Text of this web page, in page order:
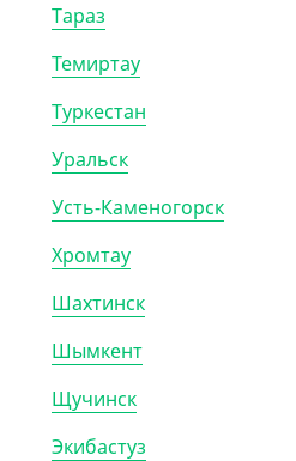
Тараз
Темиртау
Туркестан
Уральск
Усть-Каменогорск
Хромтау
Шахтинск
Шымкент
Щучинск
Экибастуз